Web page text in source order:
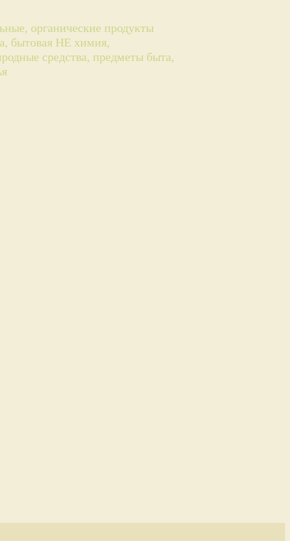
органические продукты
бытовая НЕ химия,
средства, предметы быта,